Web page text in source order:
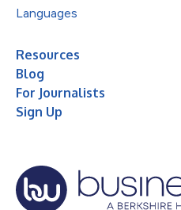
Languages
Resources
Blog
For Journalists
Sign Up